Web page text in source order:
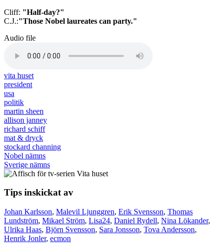
Cliff: "Half-day?"
C.J.:"Those Nobel laureates can party."
Audio file
vita huset
president
usa
politik
martin sheen
allison janney
richard schiff
mat & dryck
stockard channing
Nobel nämns
Sverige nämns
Tips inskickat av
Johan Karlsson, Malevil Ljunggren, Erik Svensson, Thomas
Lundström, Mikael Ström, Lisa24, Daniel Rydell, Nina Lökander,
Ulrika Haas, Björn Svensson, Sara Jonsson, Tova Andersson,
Henrik Jonler, ecmon